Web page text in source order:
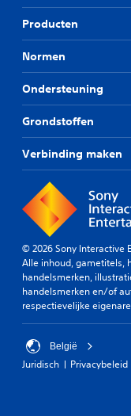
Producten
Normen
Ondersteuning
Grondstoffen
Verbinding maken
© 2026 Sony Interactive
Alle inhoud, gametitels,
handelsmerken,
handelsmerken en/of
respectievelijke
België
Juridisch Privacybeleid